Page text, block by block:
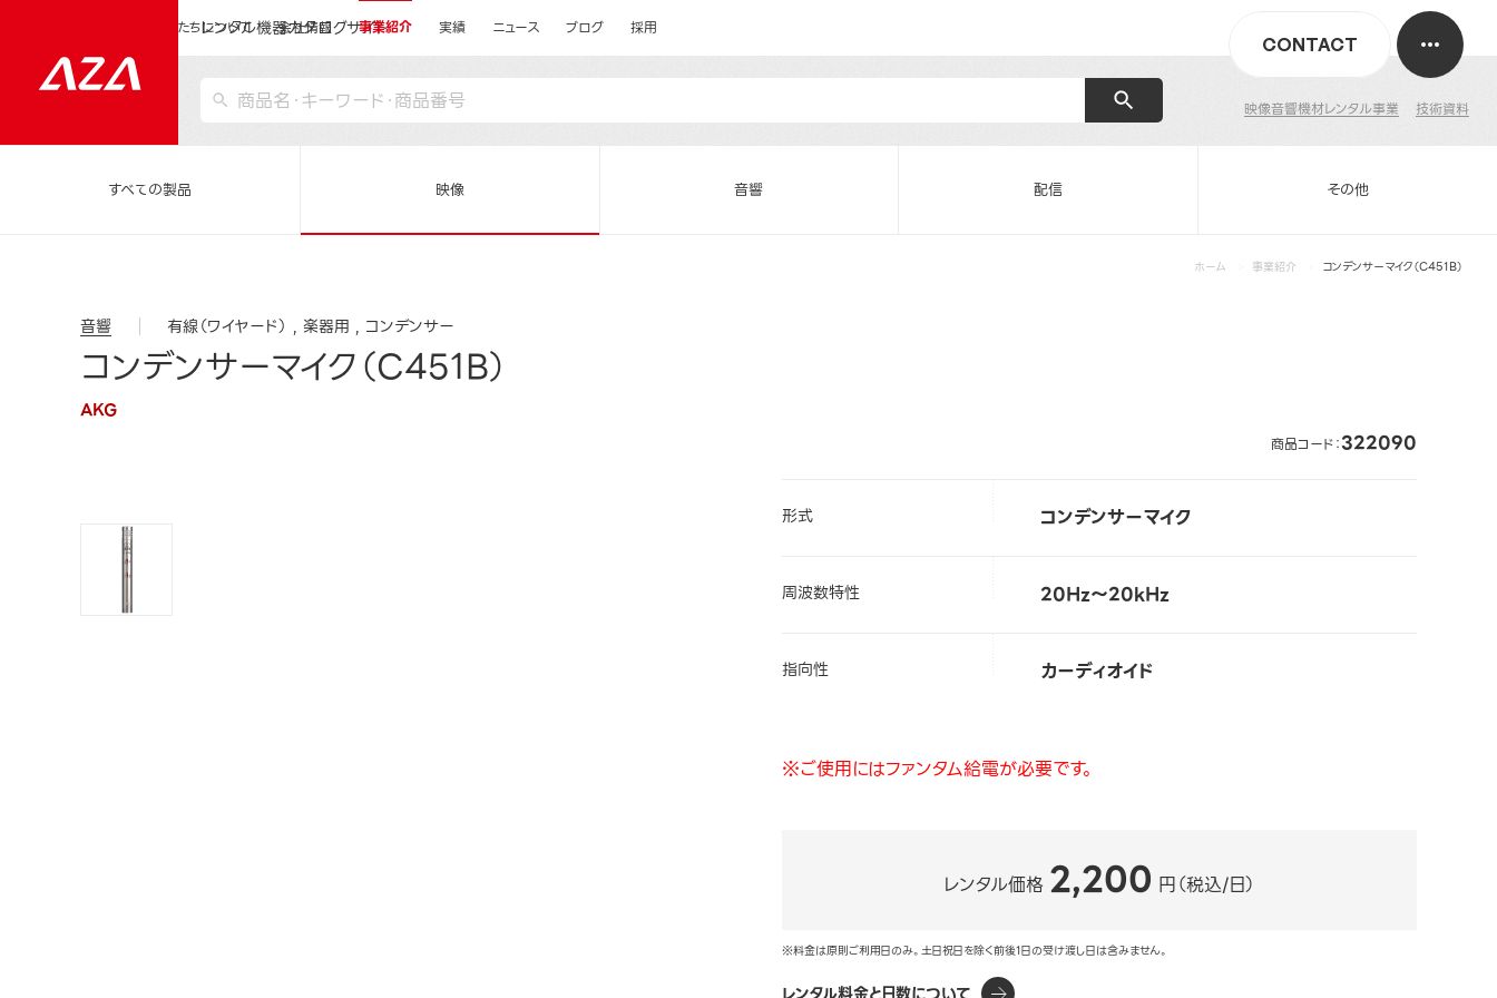
レンタル機器カタログサイト
映像音響機材レンタル事業 技術資料
CONTACT
私たちについて 会社情報 事業紹介 実績 ニュース ブログ 採用
すべての製品 映像 音響 配信 その他
ホーム 事業紹介 コンデンサーマイク（C451B）
音響 有線（ワイヤード） 楽器用 コンデンサー
コンデンサーマイク（C451B）
AKG
商品コード：322090
形式 コンデンサーマイク
周波数特性 20Hz～20kHz
指向性 カーディオイド
※ご使用にはファンタム給電が必要です。
レンタル価格 2,200 円（税込/日）
※料金は原則ご利用日のみ。土日祝日を除く前後1日の受け渡し日は含みません。
レンタル料金と日数について